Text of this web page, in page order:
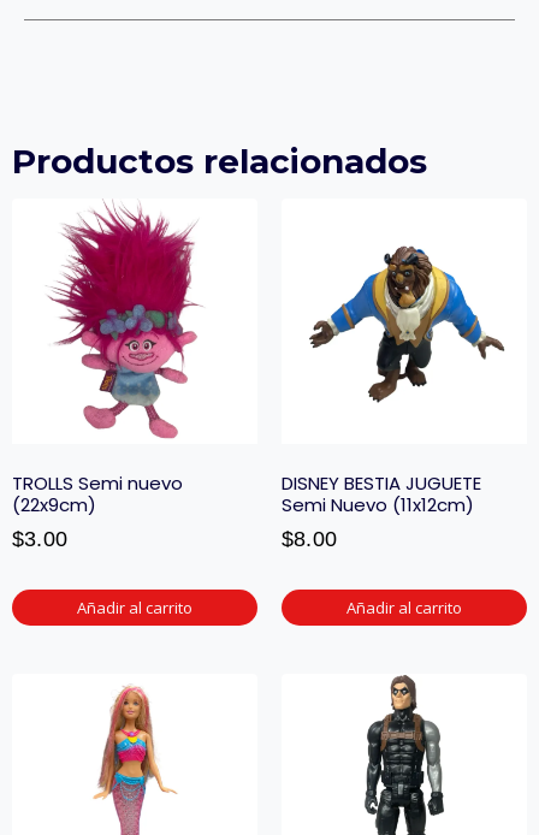
Productos relacionados
TROLLS Semi nuevo
(22x9cm)
$3.00
Añadir al carrito
DISNEY BESTIA JUGUETE
Semi Nuevo (11x12cm)
$8.00
Añadir al carrito